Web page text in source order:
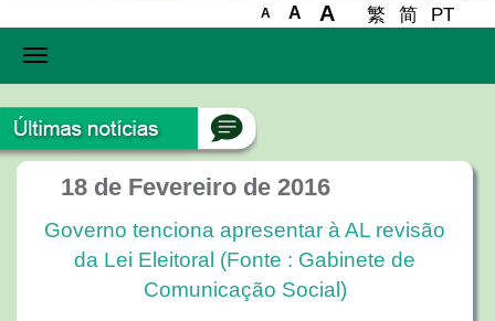
A A A 繁 简 PT
Toggle
navigation
18 de Fevereiro de 2016
Governo tenciona apresentar à AL revisão
da Lei Eleitoral (Fonte : Gabinete de
Comunicação Social)